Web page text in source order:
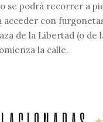
se podrá recorrer a
acceder con
de la Libertad (o de
la calle.